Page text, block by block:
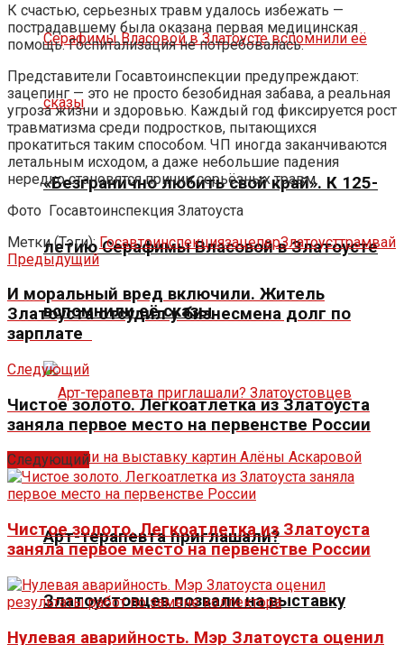
«Безгранично любить свой край». К 125-
летию Серафимы Власовой в Златоусте
вспомнили её сказы
Арт-терапевта приглашали?
Златоустовцев позвали на выставку
К счастью, серьезных травм удалось избежать —
пострадавшему была оказана первая медицинская
помощь. Госпитализация не потребовалась.
Представители Госавтоинспекции предупреждают:
зацепинг — это не просто безобидная забава, а реальная
угроза жизни и здоровью. Каждый год фиксируется рост
травматизма среди подростков, пытающихся
прокатиться таким способом. ЧП иногда заканчиваются
летальным исходом, а даже небольшие падения
нередко становятся причин серьёзных травм.
Фото Госавтоинспекция Златоуста
Метки (Тэги): ГосавтоинспекциязацеперЗлатоусттрамвай
Предыдущий
И моральный вред включили. Житель
Златоуста отсудил у бизнесмена долг по
зарплате
Следующий
Чистое золото. Легкоатлетка из Златоуста
заняла первое место на первенстве России
Следующий
Чистое золото. Легкоатлетка из Златоуста
заняла первое место на первенстве России
Нулевая аварийность. Мэр Златоуста оценил